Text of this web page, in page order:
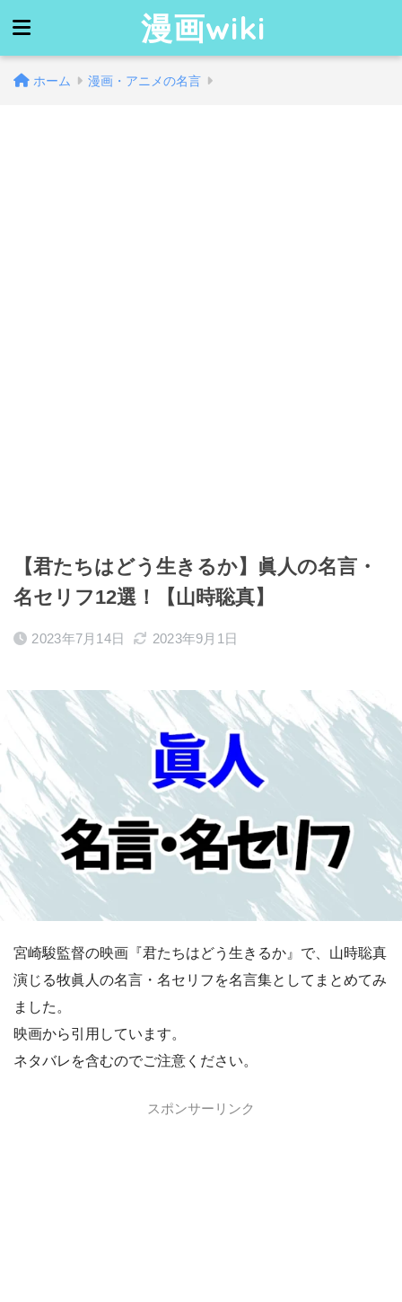
漫画wiki
ホーム 漫画・アニメの名言
【君たちはどう生きるか】眞人の名言・
名セリフ12選！【山時聡真】
2023年7月14日 2023年9月1日
宮崎駿監督の映画『君たちはどう生きるか』で、山時聡真
演じる牧眞人の名言・名セリフを名言集としてまとめてみ
ました。
映画から引用しています。
ネタバレを含むのでご注意ください。
スポンサーリンク